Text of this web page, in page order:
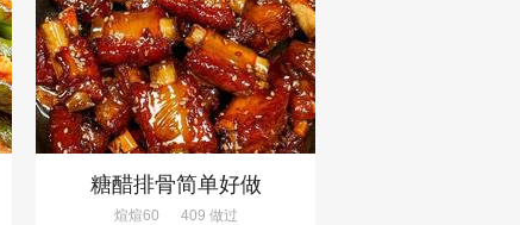
糖醋排骨简单好做
煊煊60 409 做过